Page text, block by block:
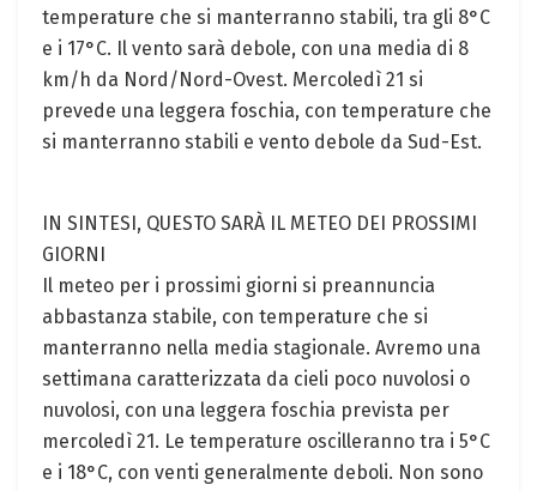
temperature che si manterranno stabili, tra gli 8°C
e i 17°C. Il vento sarà debole, con una media di 8
km/h da Nord/Nord-Ovest. Mercoledì 21 si
prevede una leggera foschia, con temperature che
si manterranno stabili e vento debole da Sud-Est.
IN SINTESI, QUESTO SARÀ IL METEO DEI PROSSIMI
GIORNI
Il meteo per i prossimi giorni si preannuncia
abbastanza stabile, con temperature che si
manterranno nella media stagionale. Avremo una
settimana caratterizzata da cieli poco nuvolosi o
nuvolosi, con una leggera foschia prevista per
mercoledì 21. Le temperature oscilleranno tra i 5°C
e i 18°C, con venti generalmente deboli. Non sono